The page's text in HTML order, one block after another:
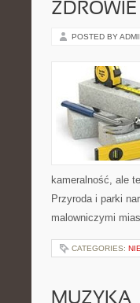
ZDROWIE
POSTED BY
kameralność, ale
Przyroda i parki
malowniczymi
CATEGORIES:
MUZYKA